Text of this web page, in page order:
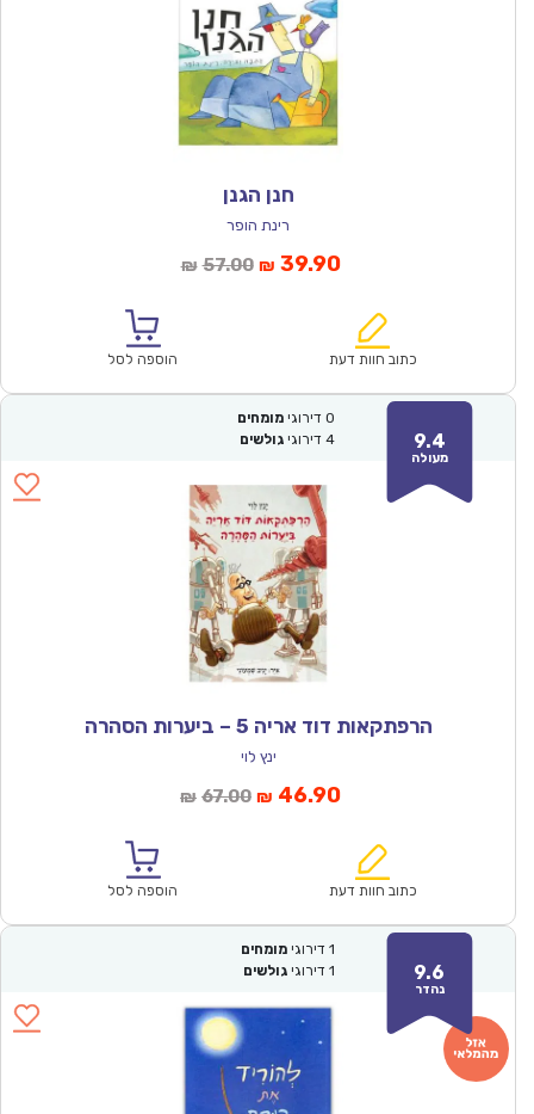
חנן הגנן
רינת הופר
₪ 57.00המחיר
₪57.00.
₪ 39.90המחיר
הוא:
כתוב חוות דעת הוספה לסל
9.4
מעולה
0 דירוגי מומחים
4 דירוגי גולשים
הרפתקאות דוד אריה 5 – ביערות הסהרה
ינץ לוי
₪ 67.00המחיר
₪67.00.
₪ 46.90המחיר
הוא:
כתוב חוות דעת הוספה לסל
9.6
נהדר
1 דירוגי מומחים
1 דירוגי גולשים